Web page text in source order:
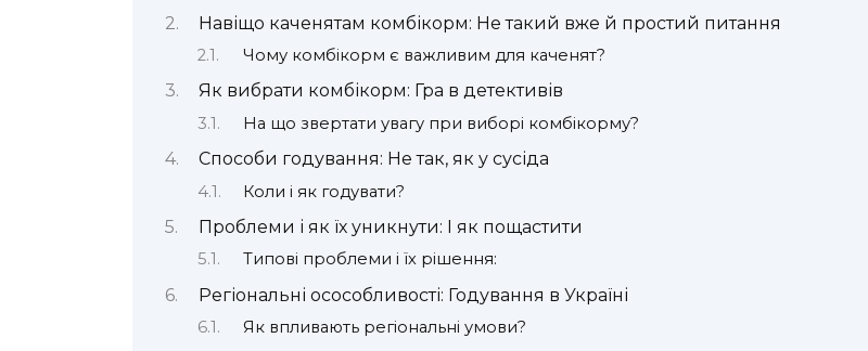
Навіщо каченятам комбікорм: Не такий вже й простий питання
Чому комбікорм є важливим для каченят?
Як вибрати комбікорм: Гра в детективів
На що звертати увагу при виборі комбікорму?
Способи годування: Не так, як у сусіда
Коли і як годувати?
Проблеми і як їх уникнути: І як пощастити
Типові проблеми і їх рішення:
Регіональні осособливості: Годування в Україні
Як впливають регіональні умови?